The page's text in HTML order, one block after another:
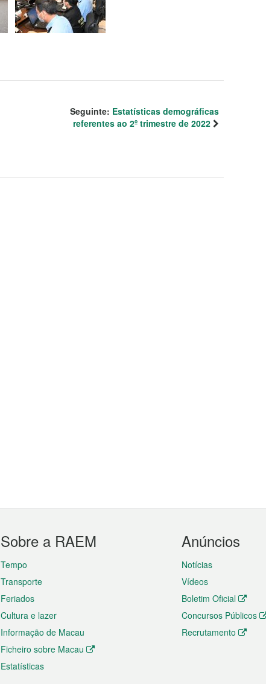
Seguinte: Estatísticas demográficas
referentes ao 2º trimestre de 2022
Sobre a RAEM
Tempo
Transporte
Feriados
Cultura e lazer
Informação de Macau
Ficheiro sobre Macau
Estatísticas
Anúncios
Notícias
Vídeos
Boletim Oficial
Concursos Públicos
Recrutamento